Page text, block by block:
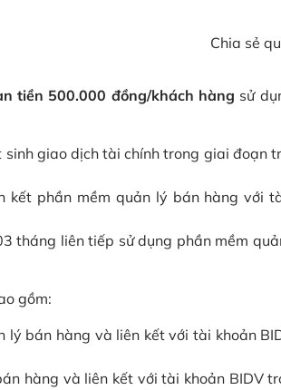
Chia sẻ
tiền 500.000 đồng/khách hàng sử
giao dịch tài chính trong giai đoạn
kết phần mềm quản lý bán hàng với
tháng liên tiếp sử dụng phần mềm
gồm:
lý bán hàng và liên kết với tài khoản
hàng và liên kết với tài khoản BIDV